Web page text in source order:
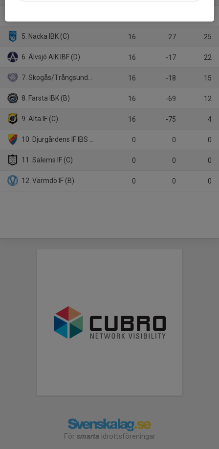
5. Nacka IBK (C) 16 27 25
6. Älvsjö AIK IBF (D) 16 -17 22
7. Skogås/Trångsunds IBK (B) 16 -18 15
8. Farsta IBK (B) 16 -69 12
9. Älta IF (C) 16 -75 4
10. Djurgårdens IF IBS (B) 0 0 0
11. Salems IF (C) 0 0 0
12. Värmdö IF (B) 0 0 0
För smarta idrottsföreningar